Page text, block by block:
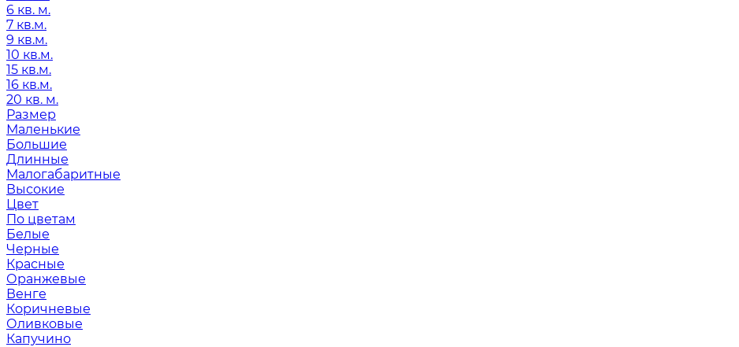
6 кв. м.
7 кв.м.
9 кв.м.
10 кв.м.
15 кв.м.
16 кв.м.
20 кв. м.
Размер
Маленькие
Большие
Длинные
Малогабаритные
Высокие
Цвет
По цветам
Белые
Черные
Красные
Оранжевые
Венге
Коричневые
Оливковые
Капучино